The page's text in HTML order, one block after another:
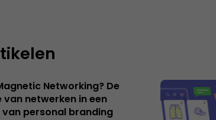
Networking? De
van netwerken in een
personal branding